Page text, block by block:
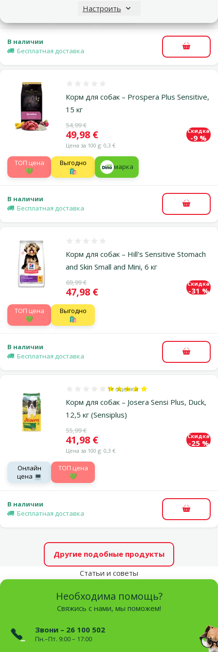
Настроить
Выгодно
марка
В наличии
Бесплатная доставка
В
Корм для собак – Prospera Plus Sensitive,
15 кг
Исходная цена
54,99 €
Цена
49,98 €
Цена за 100 g: 0,3 €
Скидка
-9 %
TOП цена
💚
Выгодно
🛍️
марка
В наличии
Бесплатная доставка
В
Корм для собак – Hill's Sensitive Stomach
and Skin Small and Mini, 6 кг
Исходная цена
69,99 €
Цена
47,98 €
Скидка
-31 %
TOП цена
💚
Выгодно
🛍️
В наличии
Бесплатная доставка
В
Корм для собак – Josera Sensi Plus, Duck,
12,5 кг (Sensiplus)
Оценка 100%, количество оценок: 1
1× оценка
Исходная цена
55,99 €
Цена
41,98 €
Цена за 100 g: 0,3 €
Скидка
-25 %
Онлайн
цена 💻
TOП цена
💚
В наличии
Бесплатная доставка
В
Другие подобные продукты
Статьи и советы
Необходима помощь?
Свяжись с нами, мы поможем!
Звони – 26 100 502
Пн.–Пт. 9:00 – 17:00